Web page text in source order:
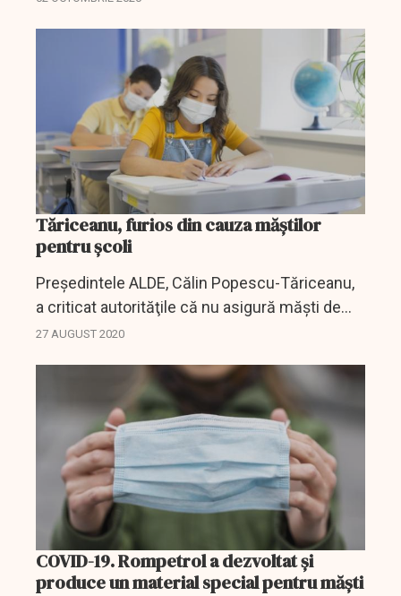
Tăriceanu, furios din cauza măștilor
pentru școli
Preşedintele ALDE, Călin Popescu-Tăriceanu,
a criticat autorităţile că nu asigură măşti de
protecţie elevilor şi profesorilor în noul an
27 AUGUST 2020
COVID-19. Rompetrol a dezvoltat și
produce un material special pentru măști